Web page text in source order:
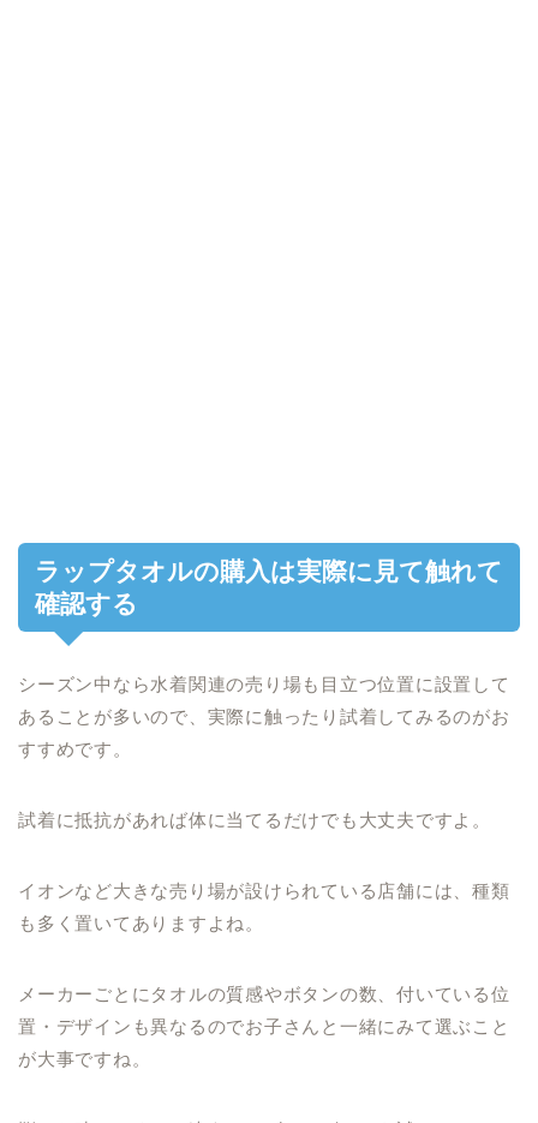
ラップタオルの購入は実際に見て触れて
確認する
シーズン中なら水着関連の売り場も目立つ位置に設置して
あることが多いので、実際に触ったり試着してみるのがお
すすめです。
試着に抵抗があれば体に当てるだけでも大丈夫ですよ。
イオンなど大きな売り場が設けられている店舗には、種類
も多く置いてありますよね。
メーカーごとにタオルの質感やボタンの数、付いている位
置・デザインも異なるのでお子さんと一緒にみて選ぶこと
が大事ですね。